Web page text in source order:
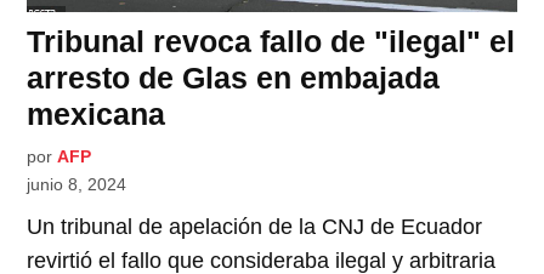
Tribunal revoca fallo de "ilegal" el
arresto de Glas en embajada
mexicana
por AFP
junio 8, 2024
Un tribunal de apelación de la CNJ de Ecuador
revirtió el fallo que consideraba ilegal y arbitraria